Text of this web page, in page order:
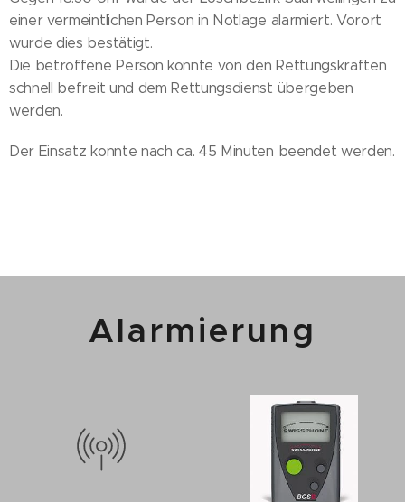
einer vermeintlichen Person in Notlage alarmiert. Vorort
wurde dies bestätigt.
Die betroffene Person konnte von den Rettungskräften
schnell befreit und dem Rettungsdienst übergeben
werden.
Der Einsatz konnte nach ca. 45 Minuten beendet werden.
Alarmierung